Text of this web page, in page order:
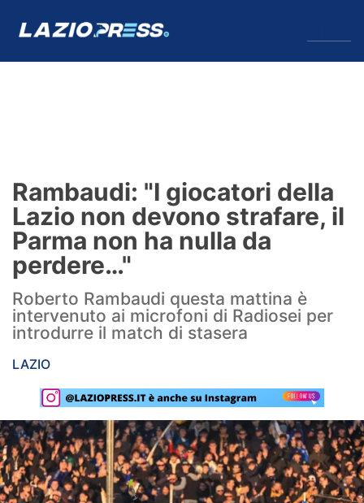
Formello
Infortuni
Primavera
Calciomercato
Rassegna Lazio
Social
Calcio
Serie A
Rambaudi: "I giocatori della
Lazio non devono strafare, il
Parma non ha nulla da
perdere…"
Roberto Rambaudi questa mattina è
intervenuto ai microfoni di Radiosei per
introdurre il match di stasera
LAZIO